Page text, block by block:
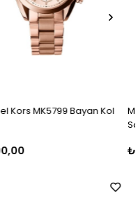
Michael Kors MK5798 Bayan
₺5.500,00